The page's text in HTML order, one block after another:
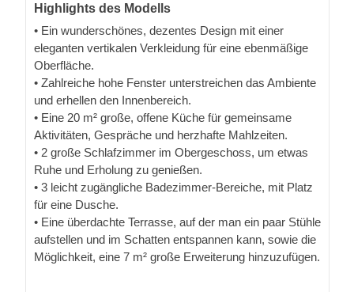
Highlights des Modells
• Ein wunderschönes, dezentes Design mit einer
eleganten vertikalen Verkleidung für eine ebenmäßige
Oberfläche.
• Zahlreiche hohe Fenster unterstreichen das Ambiente
und erhellen den Innenbereich.
• Eine 20 m² große, offene Küche für gemeinsame
Aktivitäten, Gespräche und herzhafte Mahlzeiten.
• 2 große Schlafzimmer im Obergeschoss, um etwas
Ruhe und Erholung zu genießen.
• 3 leicht zugängliche Badezimmer-Bereiche, mit Platz
für eine Dusche.
• Eine überdachte Terrasse, auf der man ein paar Stühle
aufstellen und im Schatten entspannen kann, sowie die
Möglichkeit, eine 7 m² große Erweiterung hinzuzufügen.